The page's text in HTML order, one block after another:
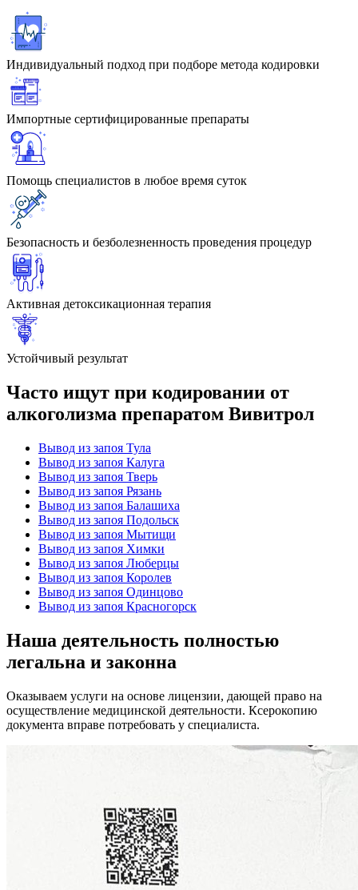
Индивидуальный подход при подборе метода кодировки
Импортные сертифицированные препараты
Помощь специалистов в любое время суток
Безопасность и безболезненность проведения процедур
Активная детоксикационная терапия
Устойчивый результат
Часто ищут при кодировании от
алкоголизма препаратом Вивитрол
Вывод из запоя Тула
Вывод из запоя Калуга
Вывод из запоя Тверь
Вывод из запоя Рязань
Вывод из запоя Балашиха
Вывод из запоя Подольск
Вывод из запоя Мытищи
Вывод из запоя Химки
Вывод из запоя Люберцы
Вывод из запоя Королев
Вывод из запоя Одинцово
Вывод из запоя Красногорск
Наша деятельность полностью
легальна и законна
Оказываем услуги на основе лицензии, дающей право на
осуществление медицинской деятельности. Ксерокопию
документа вправе потребовать у специалиста.